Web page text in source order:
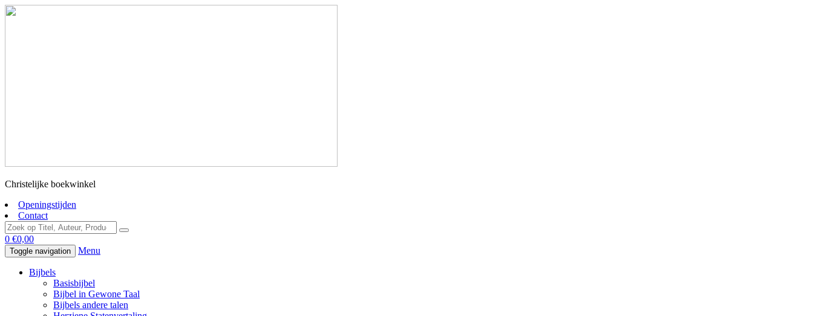
Christelijke boekwinkel
Openingstijden
Contact
0 €0,00
Toggle navigation Menu
Bijbels
Basisbijbel
Bijbel in Gewone Taal
Bijbels andere talen